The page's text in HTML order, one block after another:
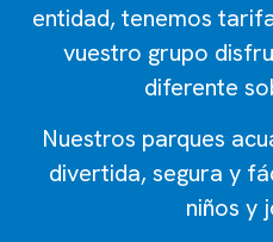
Benicàssim
Castellón · 12/6
Calella
Barcelona · 13/6
entidad, tenemos
vuestro grupo
diferente
Nuestros parques
divertida, segura y
niños y